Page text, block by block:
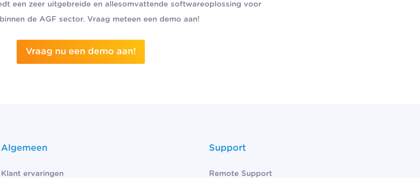
een zeer uitgebreide en allesomvattende softwareoplossing voor
de AGF sector. Vraag meteen een demo aan!
Vraag nu een demo aan!
Algemeen
Klant ervaringen
Support
Remote Support